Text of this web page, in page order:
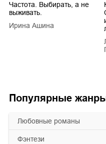
Популярные
любовные романы
фэнтези
Частота. Выбирать, а не
выживать.
Ирина Ашина